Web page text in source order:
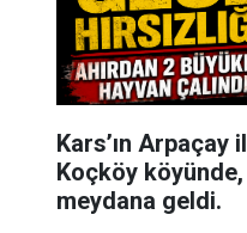
Kars’ın Arpaçay
Koçköy köyünde,
meydana geldi.